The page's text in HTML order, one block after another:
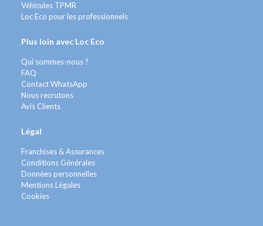
Véhicules TPMR
Loc Eco pour les professionnels
Plus loin avec Loc Eco
Qui sommes-nous ?
FAQ
Contact WhatsApp
Nous recrutons
Avis Clients
Légal
Franchises & Assurances
Conditions Générales
Données personnelles
Mentions Légales
Cookies